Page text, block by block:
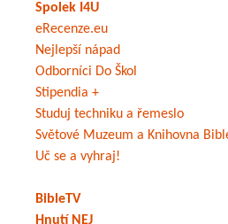
Spolek I4U
eRecenze.eu
Nejlepší nápad
Odborníci Do Škol
Stipendia +
Studuj techniku a řemeslo
Světové Muzeum a Knihovna
Uč se a vyhraj!
BibleTV
Hnutí NEJ